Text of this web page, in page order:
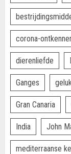
corona-
dierenliefde
Ganges geluk
Gran Canaria
India John
mediterraanse